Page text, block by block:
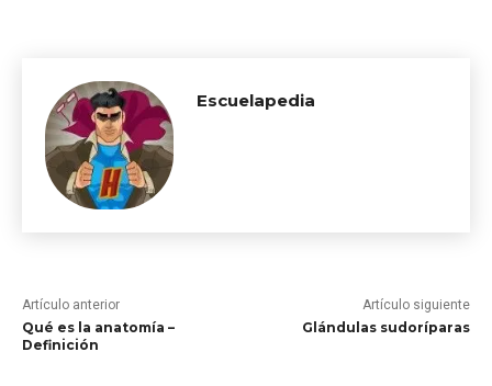
Escuelapedia
Artículo anterior
Qué es la anatomía –
Definición
Artículo siguiente
Glándulas sudoríparas